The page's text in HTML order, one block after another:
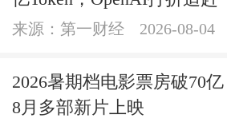
来源：第一财经 2026-08-04
2026暑期档电影票房破70亿
8月多部新片上映